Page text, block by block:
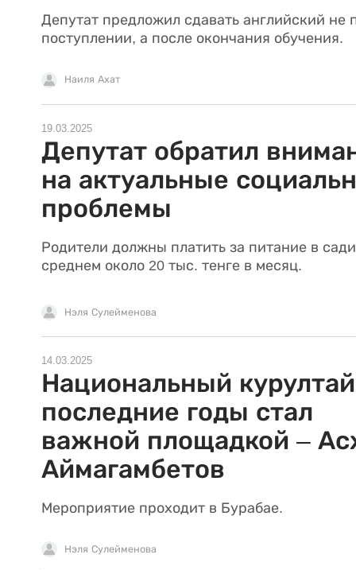
Депутат предложил сдавать английский не
поступлении, а после окончания обучения.
Наиля Ахат
19.03.2025
Депутат обратил
на актуальные
проблемы
Родители должны платить за питание в
среднем около 20 тыс. тенге в месяц.
Нэля Сулейменова
14.03.2025
Национальный
последние годы стал
важной площадкой –
Аймагамбетов
Мероприятие проходит в Бурабае.
Нэля Сулейменова